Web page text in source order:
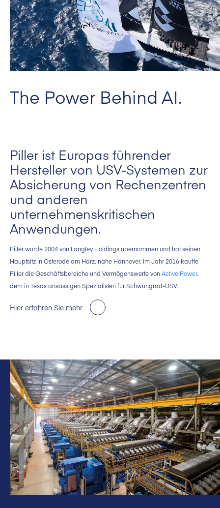
The Power Behind AI.
Piller ist Europas führender
Hersteller von USV-Systemen zur
Absicherung von Rechenzentren
und anderen
unternehmenskritischen
Anwendungen.
Piller wurde 2004 von Langley Holdings übernommen und hat seinen
Hauptsitz in Osterode am Harz, nahe Hannover. Im Jahr 2016 kaufte
Piller die Geschäftsbereiche und Vermögenswerte vonActive Power,
dem in Texas ansässigen Spezialisten für Schwungrad-USV.
Hier erfahren Sie mehr